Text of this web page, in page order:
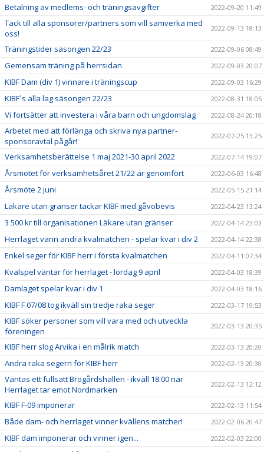
Betalning av medlems- och träningsavgifter 2022-09-20 11:49
Tack till alla sponsorer/partners som vill samverka med
oss!
2022-09-13 18:13
Träningstider säsongen 22/23 2022-09-06 08:49
Gemensam träning på herrsidan 2022-09-03 20:07
KIBF Dam (div 1) vinnare i träningscup 2022-09-03 16:29
KIBF´s alla lag säsongen 22/23 2022-08-31 18:05
Vi fortsätter att investera i våra barn och ungdomslag 2022-08-24 20:18
Arbetet med att förlänga och skriva nya partner-
sponsoravtal pågår!
2022-07-25 13:25
Verksamhetsberättelse 1 maj 2021-30 april 2022 2022-07-14 19:07
Årsmötet för verksamhetsåret 21/22 är genomfört 2022-06-03 16:48
Årsmöte 2 juni 2022-05-15 21:14
Läkare utan gränser tackar KIBF med gåvobevis 2022-04-23 13:24
3 500 kr till organisationen Läkare utan gränser 2022-04-14 23:03
Herrlaget vann andra kvalmatchen - spelar kvar i div 2 2022-04-14 22:38
Enkel seger för KIBF herr i första kvalmatchen 2022-04-11 07:34
Kvalspel väntar för herrlaget - lördag 9 april 2022-04-03 18:39
Damlaget spelar kvar i div 1 2022-04-03 18:16
KIBF F 07/08 tog ikväll sin tredje raka seger 2022-03-17 19:53
KIBF söker personer som vill vara med och utveckla
föreningen
2022-03-13 20:35
KIBF herr slog Arvika i en målrik match 2022-03-13 20:20
Andra raka segern för KIBF herr 2022-02-13 20:30
Väntas ett fullsatt Brogårdshallen - ikväll 18.00 när
Herrlaget tar emot Nordmarken
2022-02-13 12:12
KIBF F-09 imponerar 2022-02-13 11:54
Både dam- och herrlaget vinner kvällens matcher! 2022-02-06 20:47
KIBF dam imponerar och vinner igen... 2022-02-03 22:00